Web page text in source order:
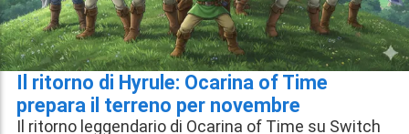
Il ritorno di Hyrule: Ocarina of Time
prepara il terreno per novembre
Il ritorno leggendario di Ocarina of Time su Switch